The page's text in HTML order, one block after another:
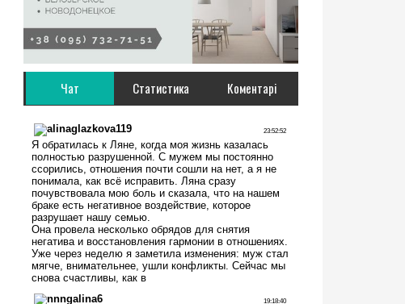
Чат Статистика Коментарі